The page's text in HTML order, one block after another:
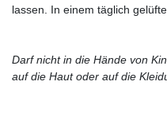
lassen. In einem täglich
Darf nicht in die Hände von
auf die Haut oder auf die